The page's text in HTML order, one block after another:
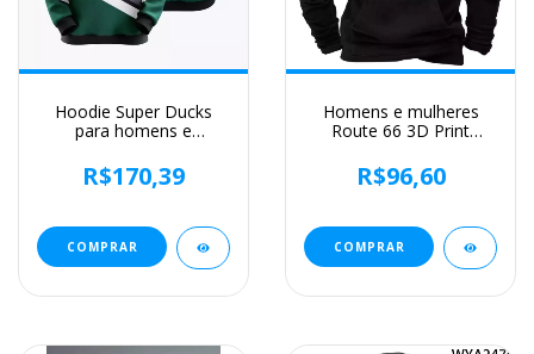
Hoodie Super Ducks
para homens e
3D, lazer de rua, novo,
primavera e outono,
R$170,39
COMPRAR
Homens e mulheres
Route 66 3D Print
vintage, fatos de treino,
roupas masculinas,
R$96,60
COMPRAR